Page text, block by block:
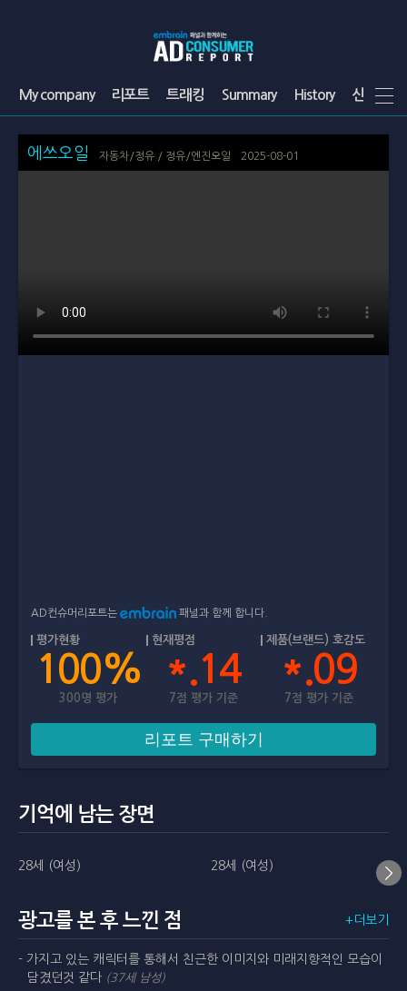
My company 리포트 트래킹 Summary History 신청
에쓰오일 자동차/정유 / 정유/엔진오일 2025-08-01
AD컨슈머리포트는 패널과 함께 합니다.
평가현황
100%
300명 평가
현재평점
*.14
7점 평가 기준
제품(브랜드) 호감도
*.09
7점 평가 기준
리포트 구매하기
기억에 남는 장면
28세 (여성) 28세 (여성)
광고를 본 후 느낀 점 +더보기
- 가지고 있는 캐릭터를 통해서 친근한 이미지와 미래지향적인 모습이
담겼던것 같다 (37세 남성)